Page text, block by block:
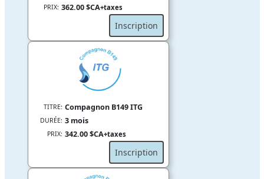
PRIX: 362.00 $CA+taxes
Inscription
TITRE: Compagnon B149 ITG
DURÉE: 3 mois
PRIX: 342.00 $CA+taxes
Inscription